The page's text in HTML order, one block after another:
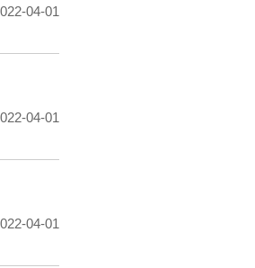
04-01
04-01
04-01